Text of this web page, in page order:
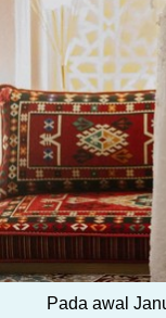
Pada awal